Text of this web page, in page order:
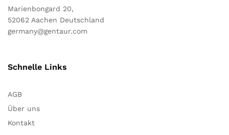
Marienbongard 20,
52062 Aachen Deutschland
germany@gentaur.com
Schnelle Links
AGB
Über uns
Kontakt